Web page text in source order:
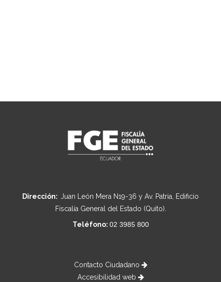
Dirección: Juan León Mera N19-36 y Av. Patria, Edificio
Fiscalía General del Estado (Quito).
Teléfono: 02 3985 800
Contacto Ciudadano
Accesibilidad web